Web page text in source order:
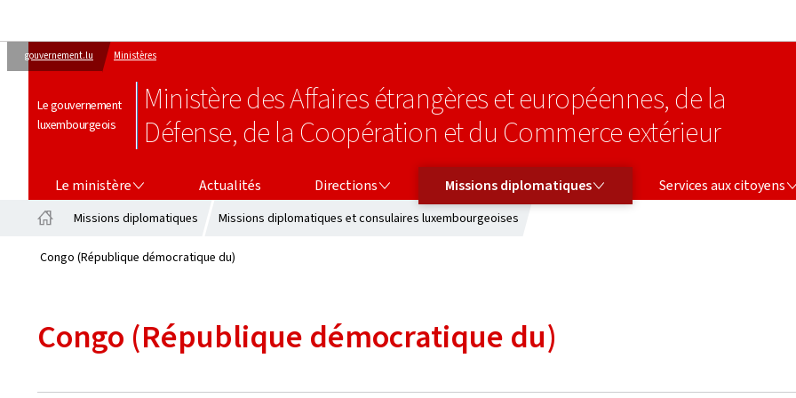
gouvernement.lu Ministères
Le gouvernement
luxembourgeois
Ministère des Affaires étrangères et européennes, de la
Défense, de la Coopération et du Commerce extérieur
Le ministère Actualités Directions Missions diplomatiques Services aux citoyens
Missions diplomatiques Missions diplomatiques et consulaires luxembourgeoises
Congo (République démocratique du)
Congo (République démocratique du)